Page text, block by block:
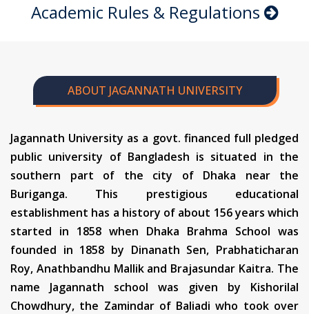
Academic Rules & Regulations
ABOUT JAGANNATH UNIVERSITY
Jagannath University as a govt. financed full pledged
public university of Bangladesh is situated in the
southern part of the city of Dhaka near the
Buriganga. This prestigious educational
establishment has a history of about 156 years which
started in 1858 when Dhaka Brahma School was
founded in 1858 by Dinanath Sen, Prabhaticharan
Roy, Anathbandhu Mallik and Brajasundar Kaitra. The
name Jagannath school was given by Kishorilal
Chowdhury, the Zamindar of Baliadi who took over